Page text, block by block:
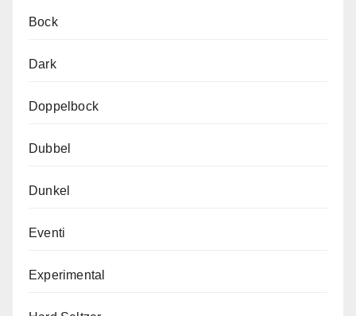
Bock
Dark
Doppelbock
Dubbel
Dunkel
Eventi
Experimental